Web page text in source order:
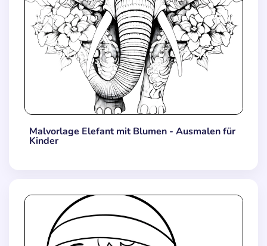
Malvorlage Elefant mit Blumen - Ausmalen für
Kinder